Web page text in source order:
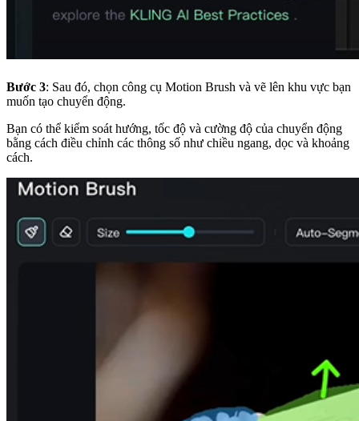
Bước 3: Sau đó, chọn công cụ Motion Brush và vẽ lên khu vực bạn
muốn tạo chuyển động.
Bạn có thể kiểm soát hướng, tốc độ và cường độ của chuyển động
bằng cách điều chỉnh các thông số như chiều ngang, dọc và khoảng
cách.